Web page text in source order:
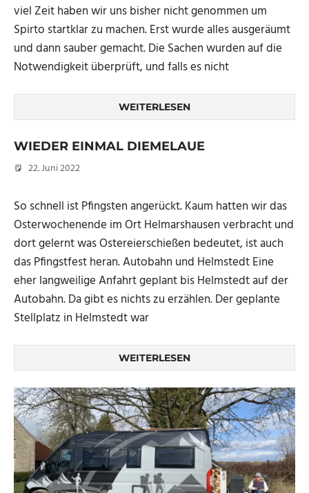
viel Zeit haben wir uns bisher nicht genommen um
Spirto startklar zu machen. Erst wurde alles ausgeräumt
und dann sauber gemacht. Die Sachen wurden auf die
Notwendigkeit überprüft, und falls es nicht
WEITERLESEN
WIEDER EINMAL DIEMELAUE
22. Juni 2022
So schnell ist Pfingsten angerückt. Kaum hatten wir das
Osterwochenende im Ort Helmarshausen verbracht und
dort gelernt was Ostereierschießen bedeutet, ist auch
das Pfingstfest heran. Autobahn und Helmstedt Eine
eher langweilige Anfahrt geplant bis Helmstedt auf der
Autobahn. Da gibt es nichts zu erzählen. Der geplante
Stellplatz in Helmstedt war
WEITERLESEN